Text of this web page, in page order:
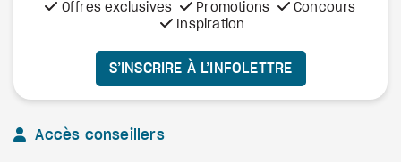
Offres exclusives Promotions
Concours
Inspiration
S’INSCRIRE À L’INFOLETTRE
Accès conseillers